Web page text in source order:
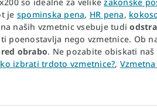
je spominska pena, HR pena,
naših vzmetnic vsebuje tudi
poenostavlja nego vzmetnice. Ob
obrabo. Ne pozabite obiskati naš
izbrati trdoto vzmetnice?,